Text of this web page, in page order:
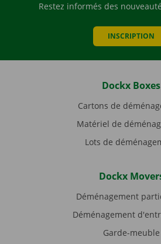
Restez informés des
INSCRIPTION
Dockx Boxes
Cartons de
Matériel de
Lots de
Dockx
Déménagement
Déménagement
Garde-meuble